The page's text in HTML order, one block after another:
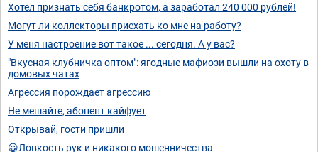
Хотел признать себя банкротом, а заработал 240 000 рублей!
Могут ли коллекторы приехать ко мне на работу?
У меня настроение вот такое ... сегодня. А у вас?
"Вкусная клубничка оптом": ягодные мафиози вышли на охоту в
домовых чатах
Агрессия порождает агрессию
Не мешайте, абонент кайфует
Открывай, гости пришли
😀Ловкость рук и никакого мошенничества